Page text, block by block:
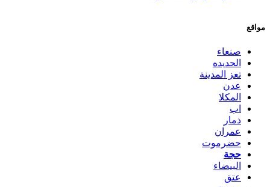
مواقع
صنعاء
الحديده
تعز المدينة
عدن
المكلا
اب
ذمار
عمران
حضرموت
حجة
البيضاء
عتق